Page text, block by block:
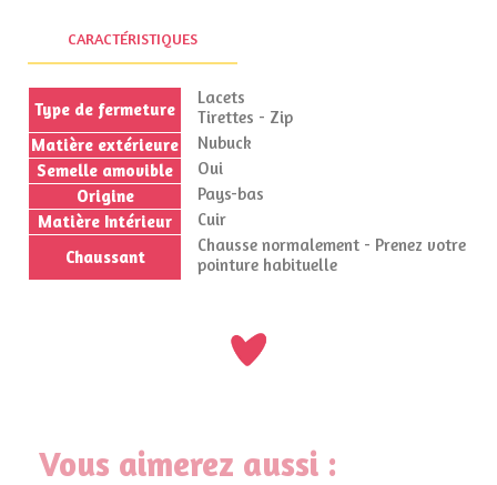
CARACTÉRISTIQUES
Type de fermeture
Lacets
Tirettes - Zip
Matière extérieure
Nubuck
Semelle amovible
Oui
Origine
Pays-bas
Matière Intérieur
Cuir
Chaussant
Chausse normalement - Prenez votre
pointure habituelle
Vous aimerez aussi :